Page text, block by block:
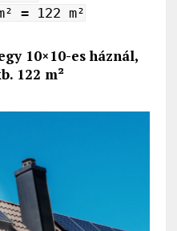
= 122 m²
10×10-es háznál,
122 m²